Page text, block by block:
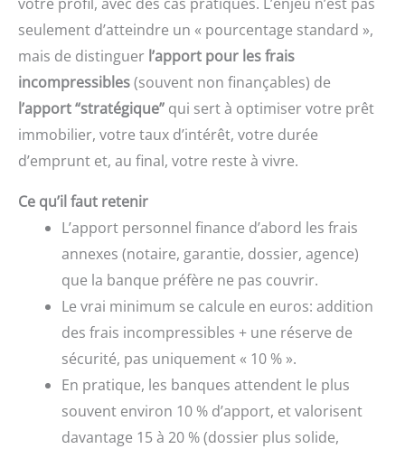
seulement d’atteindre un « pourcentage standard »,
mais de distinguer l’apport pour les frais
incompressibles(souvent non finançables) de
l’apport “stratégique” qui sert à optimiser votre prêt
immobilier, votre taux d’intérêt, votre durée
d’emprunt et, au final, votre reste à vivre.
Ce qu’il faut retenir
L’apport personnel finance d’abord les frais
annexes (notaire, garantie, dossier, agence)
que la banque préfère ne pas couvrir.
Le vrai minimum se calcule en euros: addition
des frais incompressibles + une réserve de
sécurité, pas uniquement « 10 % ».
En pratique, les banques attendent le plus
souvent environ 10 % d’apport, et valorisent
davantage 15 à 20 % (dossier plus solide,